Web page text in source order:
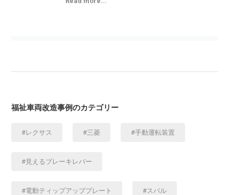
福祉車両改造事例のカテゴリー
レクサス 三菱 手動運転装置
見えるブレーキレバー
電動ティップアッププレート スバル